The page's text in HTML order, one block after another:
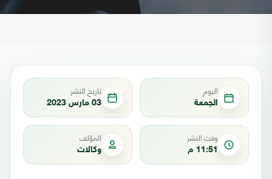
اليوم
الجمعة
تاريخ النشر
03 مارس 2023
وقت النشر
11:51 م
المؤلف
وكالات